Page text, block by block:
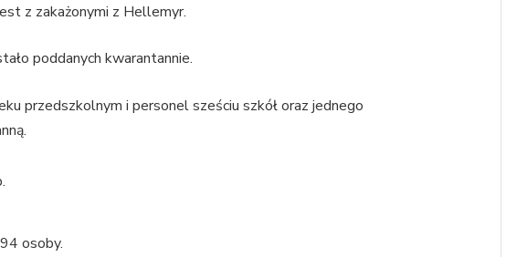
z zakażonymi z Hellemyr.
poddanych kwarantannie.
przedszkolnym i personel sześciu szkół oraz jednego
osoby.